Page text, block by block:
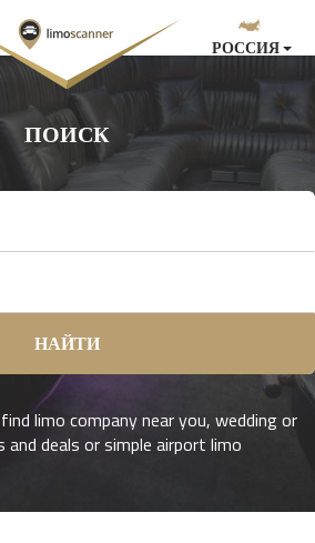
РОССИЯ
ПОИСК
НАЙТИ
limo company near you, wedding or
and deals or simple airport limo